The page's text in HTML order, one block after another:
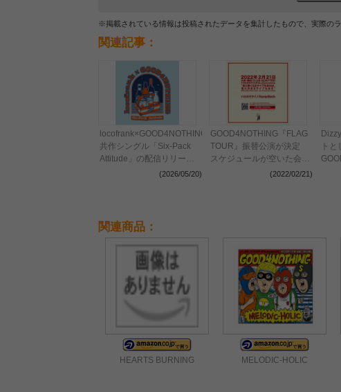
※掲載されている情報は投稿されたデータを集計したもので、実際の
関連記事：
locofrank×GOOD4NOTHING、
共作シングル「Six-Pack
Attitude」の配信リリース
が決定 スプリットツアー
(2026/05/20)
GOOD4NOTHING『FLAG
TOUR』振替公演が決定
スケジュールが空いた会場
にてハルカミライとHump
(2022/02/21)
トと
関連商品：
HEARTS BURNING MELODIC-HOLIC